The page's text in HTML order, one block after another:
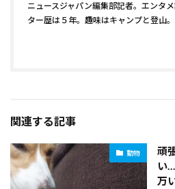
ニュースジャパン編集部記者。エンタ
ター歴は５年。趣味はキャンプと登山
関連する記事
動物
頑
い
万